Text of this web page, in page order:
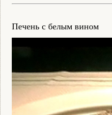
Печень с белым вином